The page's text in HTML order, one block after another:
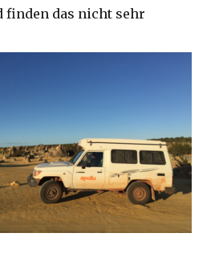
das nicht sehr